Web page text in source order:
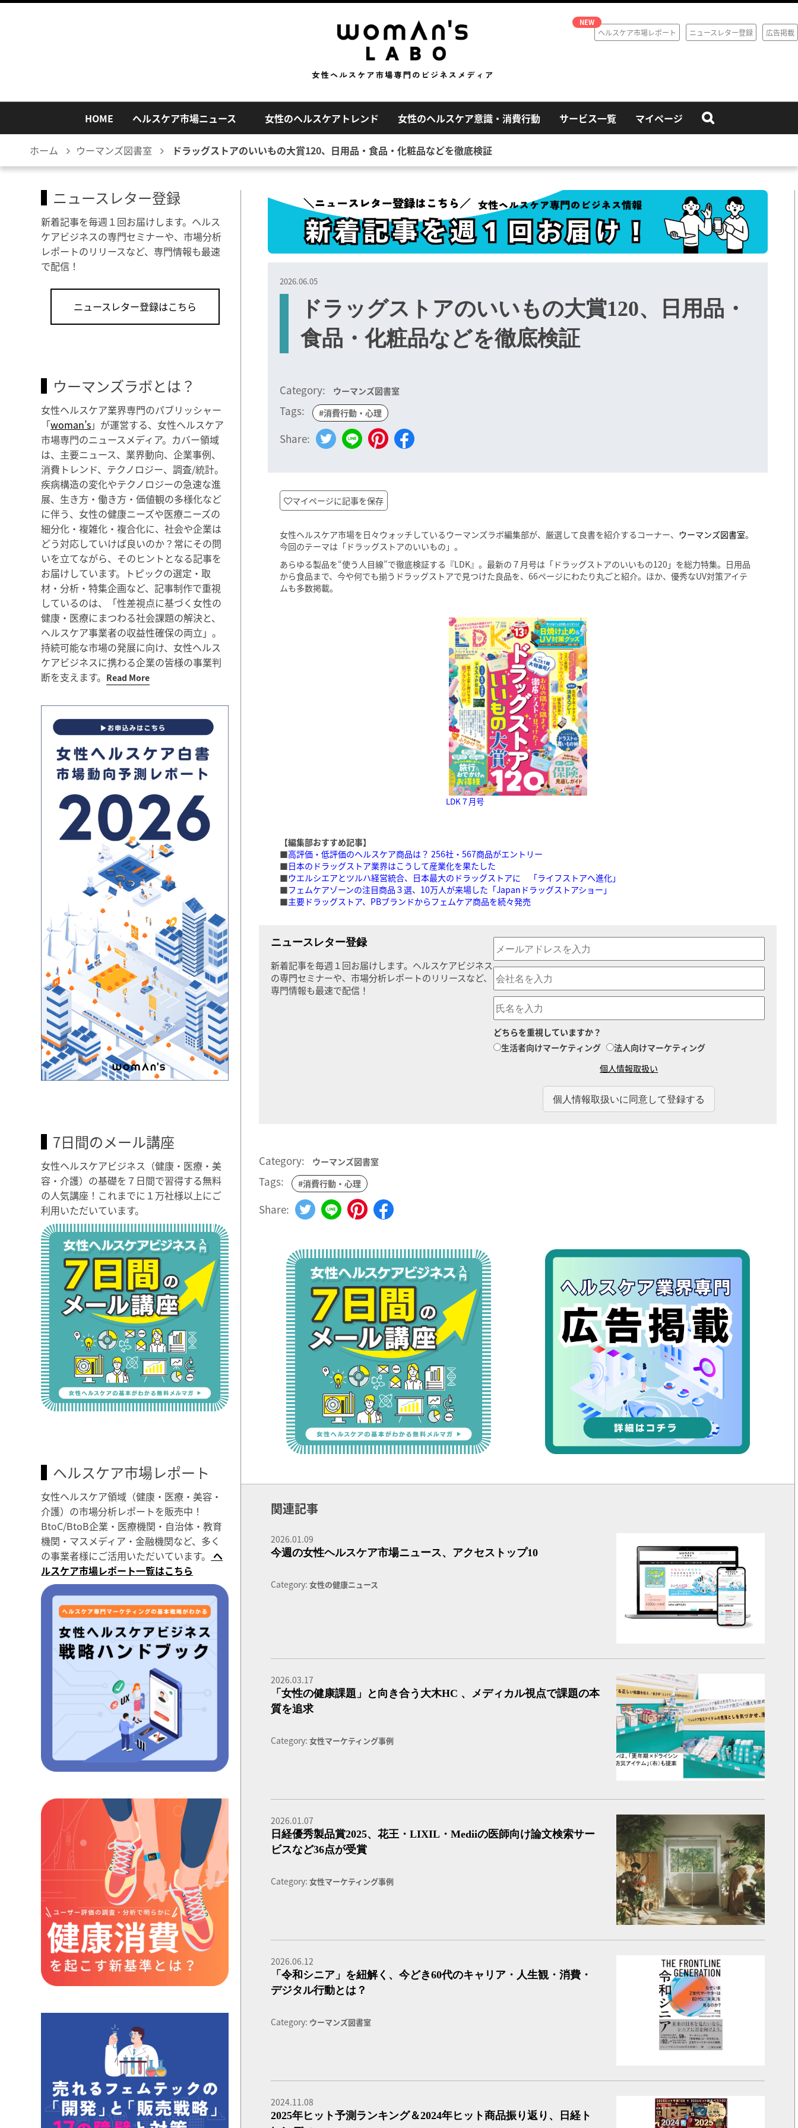
ヘルスケア市場レポート ニュースレター登録 広告掲載
HOME ヘルスケア市場ニュース 女性のヘルスケアトレンド 女性のヘルスケア意識・消費行動 サービス一覧 マイページ
ホーム ウーマンズ図書室 ドラッグストアのいいもの大賞120、日用品・食品・化粧品などを徹底検証
2026.06.05
ドラッグストアのいいもの大賞120、日用品・
食品・化粧品などを徹底検証
Category: ウーマンズ図書室
Tags: #消費行動・心理
Share:
マイページに記事を保存
女性ヘルスケア市場を日々ウォッチしているウーマンズラボ編集部が、厳選して良書を紹介するコーナー、 ウーマンズ図書室。
今回のテーマは「ドラッグストアのいいもの」。
あらゆる製品を“使う人目線”で徹底検証する『LDK』。最新の７月号は「ドラッグストアのいいもの120」を総力特集。日用品
から食品まで、今や何でも揃うドラッグストアで見つけた良品を、66ページにわたり丸ごと紹介。ほか、優秀なUV対策アイテ
ムも多数掲載。
LDK７月号
【編集部おすすめ記事】
■高評価・低評価のヘルスケア商品は？ 256社・567商品がエントリー
■日本のドラッグストア業界はこうして産業化を果たした
■ウエルシエアとツルハ経営統合、日本最大のドラッグストアに 「ライフストアへ進化」
■フェムケアゾーンの注目商品３選、10万人が来場した「Japanドラッグストアショー」
■主要ドラッグストア、PBブランドからフェムケア商品を続々発売
ニュースレター登録
新着記事を毎週１回お届けします。ヘルスケアビジネス
の専門セミナーや、市場分析レポートのリリースなど、
専門情報も最速で配信！
どちらを重視していますか？
生活者向けマーケティング
法人向けマーケティング
個人情報取扱い
Category: ウーマンズ図書室
Tags: #消費行動・心理
Share:
関連記事
2026.01.09
今週の女性ヘルスケア市場ニュース、アクセストップ10
Category:女性の健康ニュース
2026.03.17
「女性の健康課題」と向き合う大木HC 、メディカル視点で課題の本
質を追求
Category:女性マーケティング事例
2026.01.07
日経優秀製品賞2025、花王・LIXIL・Mediiの医師向け論文検索サー
ビスなど36点が受賞
Category:女性マーケティング事例
2026.06.12
「令和シニア」を紐解く、今どき60代のキャリア・人生観・消費・
デジタル行動とは？
Category: ウーマンズ図書室
2024.11.08
2025年ヒット予測ランキング＆2024年ヒット商品振り返り、日経ト
ニュースレター登録
新着記事を毎週１回お届けします。ヘルス
ケアビジネスの専門セミナーや、市場分析
レポートのリリースなど、専門情報も最速
で配信！
ニュースレター登録はこちら
ウーマンズラボとは？
女性ヘルスケア業界専門のパブリッシャー
「woman’s」が運営する、女性ヘルスケア
市場専門のニュースメディア。カバー領域
は、主要ニュース、業界動向、企業事例、
消費トレンド、テクノロジー、調査/統計。
疾病構造の変化やテクノロジーの急速な進
展、生き方・働き方・価値観の多様化など
に伴う、女性の健康ニーズや医療ニーズの
細分化・複雑化・複合化に、社会や企業は
どう対応していけば良いのか？常にその問
いを立てながら、そのヒントとなる記事を
お届けしています。トピックの選定・取
材・分析・特集企画など、記事制作で重視
しているのは、「性差視点に基づく女性の
健康・医療にまつわる社会課題の解決と、
ヘルスケア事業者の収益性確保の両立」。
持続可能な市場の発展に向け、女性ヘルス
ケアビジネスに携わる企業の皆様の事業判
断を支えます。 Read More
7日間のメール講座
女性ヘルスケアビジネス（健康・医療・美
容・介護）の基礎を７日間で習得する無料
の人気講座！これまでに１万社様以上にご
利用いただいています。
ヘルスケア市場レポート
女性ヘルスケア領域（健康・医療・美容・
介護）の市場分析レポートを販売中！
BtoC/BtoB企業・医療機関・自治体・教育
機関・マスメディア・金融機関など、多く
の事業者様にご活用いただいています。 ヘ
ルスケア市場レポート一覧はこちら